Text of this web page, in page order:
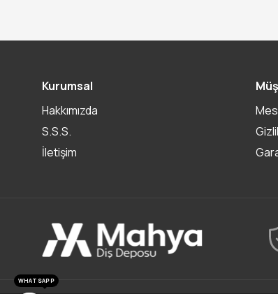
Kurumsal
Hakkımızda
S.S.S.
İletişim
WHATSAPP